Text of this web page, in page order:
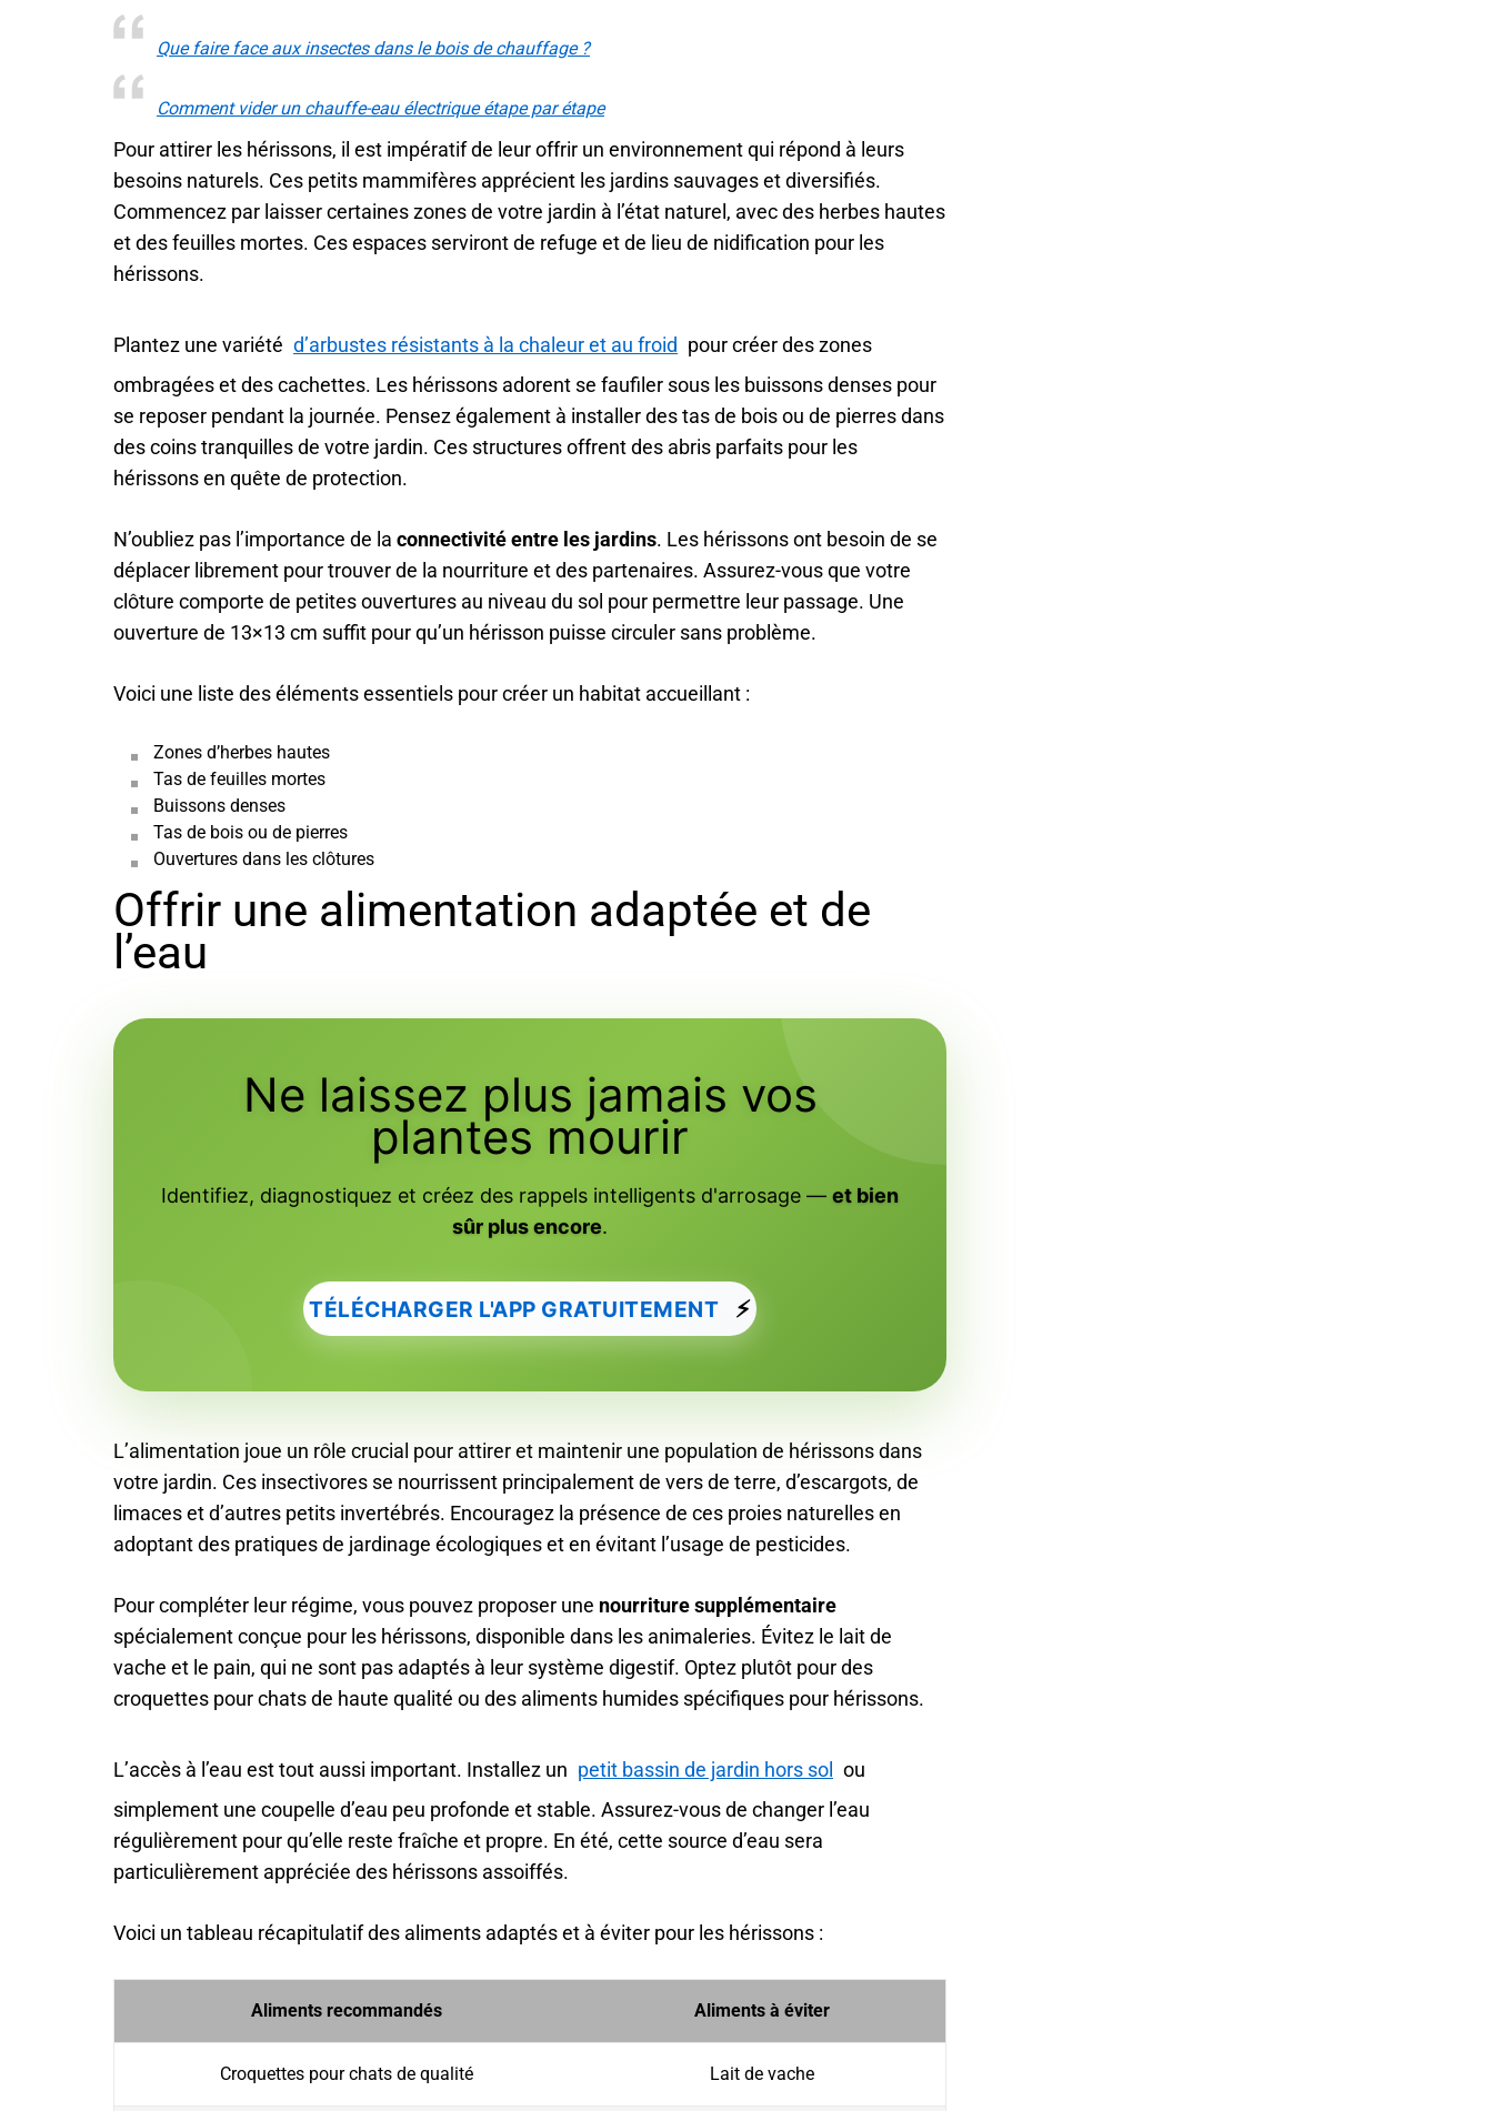
Que faire face aux insectes dans le bois de chauffage ?
Comment vider un chauffe-eau électrique étape par étape
Pour attirer les hérissons, il est impératif de leur offrir un environnement qui répond à leurs
besoins naturels. Ces petits mammifères apprécient les jardins sauvages et diversifiés.
Commencez par laisser certaines zones de votre jardin à l’état naturel, avec des herbes hautes
et des feuilles mortes. Ces espaces serviront de refuge et de lieu de nidification pour les
hérissons.
Plantez une variété d’arbustes résistants à la chaleur et au froid pour créer des zones
ombragées et des cachettes. Les hérissons adorent se faufiler sous les buissons denses pour
se reposer pendant la journée. Pensez également à installer des tas de bois ou de pierres dans
des coins tranquilles de votre jardin. Ces structures offrent des abris parfaits pour les
hérissons en quête de protection.
N’oubliez pas l’importance de la connectivité entre les jardins. Les hérissons ont besoin de se
déplacer librement pour trouver de la nourriture et des partenaires. Assurez-vous que votre
clôture comporte de petites ouvertures au niveau du sol pour permettre leur passage. Une
ouverture de 13×13 cm suffit pour qu’un hérisson puisse circuler sans problème.
Voici une liste des éléments essentiels pour créer un habitat accueillant :
Zones d’herbes hautes
Tas de feuilles mortes
Buissons denses
Tas de bois ou de pierres
Ouvertures dans les clôtures
Offrir une alimentation adaptée et de
l’eau
Ne laissez plus jamais vos
plantes mourir
Identifiez, diagnostiquez et créez des rappels intelligents d'arrosage —et bien
sûr plus encore.
TÉLÉCHARGER L'APP GRATUITEMENT ⚡
L’alimentation joue un rôle crucial pour attirer et maintenir une population de hérissons dans
votre jardin. Ces insectivores se nourrissent principalement de vers de terre, d’escargots, de
limaces et d’autres petits invertébrés. Encouragez la présence de ces proies naturelles en
adoptant des pratiques de jardinage écologiques et en évitant l’usage de pesticides.
Pour compléter leur régime, vous pouvez proposer une nourriture supplémentaire
spécialement conçue pour les hérissons, disponible dans les animaleries. Évitez le lait de
vache et le pain, qui ne sont pas adaptés à leur système digestif. Optez plutôt pour des
croquettes pour chats de haute qualité ou des aliments humides spécifiques pour hérissons.
L’accès à l’eau est tout aussi important. Installez un petit bassin de jardin hors sol ou
simplement une coupelle d’eau peu profonde et stable. Assurez-vous de changer l’eau
régulièrement pour qu’elle reste fraîche et propre. En été, cette source d’eau sera
particulièrement appréciée des hérissons assoiffés.
Voici un tableau récapitulatif des aliments adaptés et à éviter pour les hérissons :
Aliments recommandés Aliments à éviter
Croquettes pour chats de qualité Lait de vache